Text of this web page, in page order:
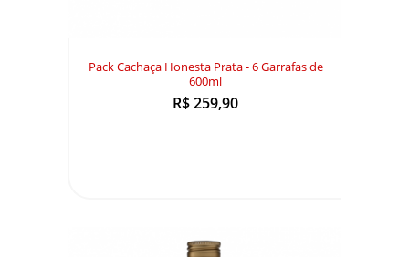
Pack Cachaça Honesta Prata - 6 Garrafas de
600ml
R$ 259,90